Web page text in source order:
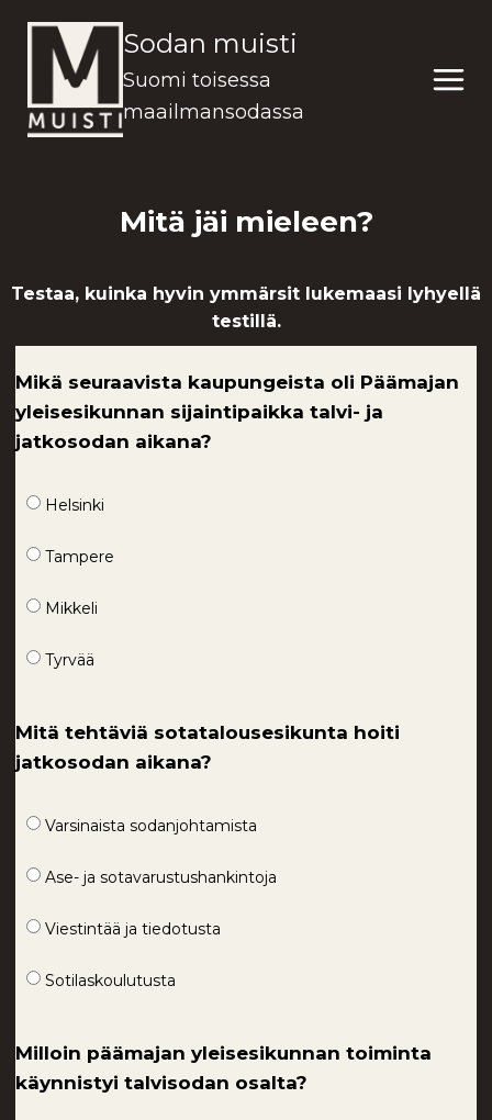
sisältöön
Sodan muisti
Suomi toisessa
maailmansodassa
Mitä jäi mieleen?
Testaa, kuinka hyvin ymmärsit lukemaasi lyhyellä
testillä.
Mikä seuraavista kaupungeista oli Päämajan
yleisesikunnan sijaintipaikka talvi- ja
jatkosodan aikana?
Helsinki
Tampere
Mikkeli
Tyrvää
Mitä tehtäviä sotatalousesikunta hoiti
jatkosodan aikana?
Varsinaista sodanjohtamista
Ase- ja sotavarustushankintoja
Viestintää ja tiedotusta
Sotilaskoulutusta
Milloin päämajan yleisesikunnan toiminta
käynnistyi talvisodan osalta?